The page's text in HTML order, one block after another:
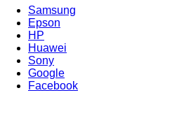
Samsung
Epson
HP
Huawei
Sony
Google
Facebook